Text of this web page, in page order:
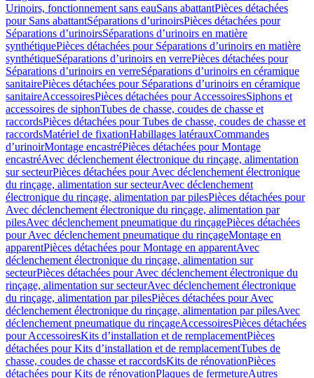
Urinoirs, fonctionnement sans eauSans abattantPièces détachées
pour Sans abattantSéparations d’urinoirsPièces détachées pour
Séparations d’urinoirsSéparations d’urinoirs en matière
synthétiquePièces détachées pour Séparations d’urinoirs en matière
synthétiqueSéparations d’urinoirs en verrePièces détachées pour
Séparations d’urinoirs en verreSéparations d’urinoirs en céramique
sanitairePièces détachées pour Séparations d’urinoirs en céramique
sanitaireAccessoiresPièces détachées pour AccessoiresSiphons et
accessoires de siphonTubes de chasse, coudes de chasse et
raccordsPièces détachées pour Tubes de chasse, coudes de chasse et
raccordsMatériel de fixationHabillages latérauxCommandes
dʼurinoirMontage encastréPièces détachées pour Montage
encastréAvec déclenchement électronique du rinçage, alimentation
sur secteurPièces détachées pour Avec déclenchement électronique
du rinçage, alimentation sur secteurAvec déclenchement
électronique du rinçage, alimentation par pilesPièces détachées pour
Avec déclenchement électronique du rinçage, alimentation par
pilesAvec déclenchement pneumatique du rinçagePièces détachées
pour Avec déclenchement pneumatique du rinçageMontage en
apparentPièces détachées pour Montage en apparentAvec
déclenchement électronique du rinçage, alimentation sur
secteurPièces détachées pour Avec déclenchement électronique du
rinçage, alimentation sur secteurAvec déclenchement électronique
du rinçage, alimentation par pilesPièces détachées pour Avec
déclenchement électronique du rinçage, alimentation par pilesAvec
déclenchement pneumatique du rinçageAccessoiresPièces détachées
pour AccessoiresKits d’installation et de remplacementPièces
détachées pour Kits d’installation et de remplacementTubes de
chasse, coudes de chasse et raccordsKits de rénovationPièces
détachées pour Kits de rénovationPlaques de fermetureAutres